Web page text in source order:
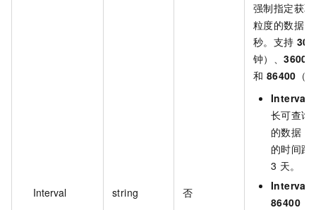
Interval string 否
强制指定获
粒度的数据
秒。支持 300
钟）、3600
和 86400 （
Interval
长可查询
的数据，
的时间跨
3 天。
Interval
86400